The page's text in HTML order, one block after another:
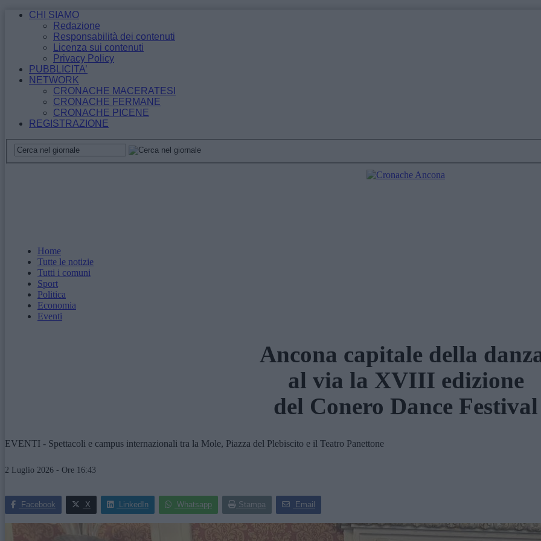
CHI SIAMO
Redazione
Responsabilità dei contenuti
Licenza sui contenuti
Privacy Policy
PUBBLICITA’
NETWORK
CRONACHE MACERATESI
CRONACHE FERMANE
CRONACHE PICENE
REGISTRAZIONE
Home
Tutte le notizie
Tutti i comuni
Sport
Politica
Economia
Eventi
Ancona capitale della
al via la XVIII edizione
del Conero Dance Festival
EVENTI - Spettacoli e campus internazionali tra la Mole, Piazza del Plebiscito e il Teatro Panettone
2 Luglio 2026 - Ore 16:43
Facebook X LinkedIn Whatsapp Stampa Email